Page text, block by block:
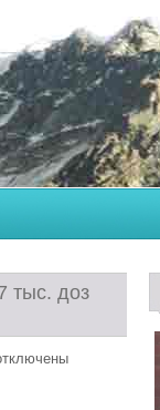
тыс. доз